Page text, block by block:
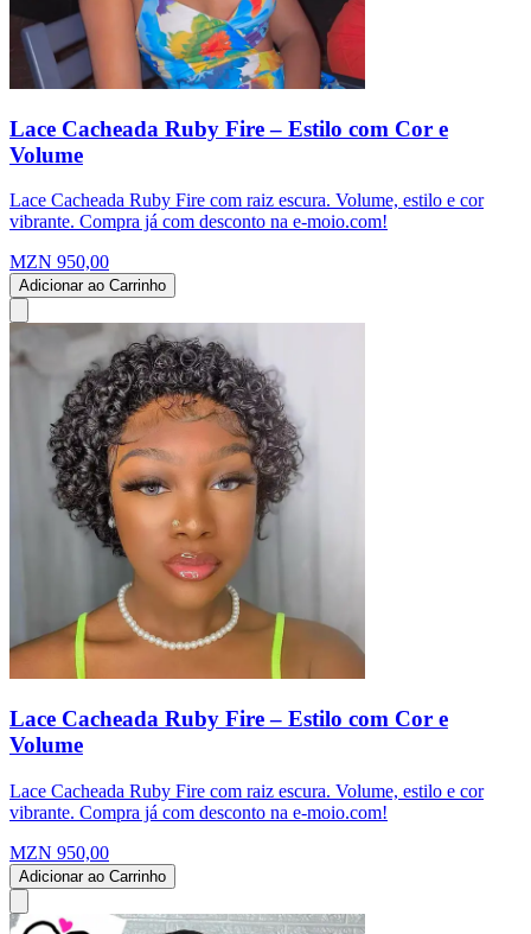
Lace Cacheada Ruby Fire – Estilo com Cor e
Volume
Lace Cacheada Ruby Fire com raiz escura. Volume, estilo e cor
vibrante. Compra já com desconto na e-moio.com!
MZN 950,00
Adicionar ao Carrinho
Lace Cacheada Ruby Fire – Estilo com Cor e
Volume
Lace Cacheada Ruby Fire com raiz escura. Volume, estilo e cor
vibrante. Compra já com desconto na e-moio.com!
MZN 950,00
Adicionar ao Carrinho